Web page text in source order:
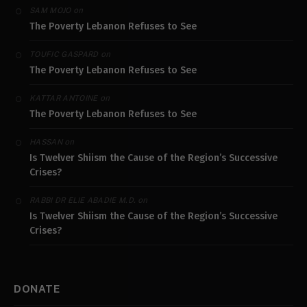
SAM MOJO on
The Poverty Lebanon Refuses to See
TOUFIC GASPARD on
The Poverty Lebanon Refuses to See
KATTAR ANTOINEon
The Poverty Lebanon Refuses to See
HASSANon
Is Twelver Shiism the Cause of the Region’s Successive
Crises?
RABBI DR ELIE ABADIE M.D. on
Is Twelver Shiism the Cause of the Region’s Successive
Crises?
DONATE